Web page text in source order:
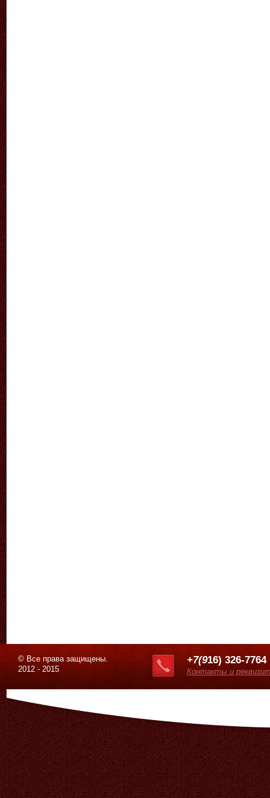
© Все права защищены.
2012 - 2015
+7(916) 326-7764
Контакты и